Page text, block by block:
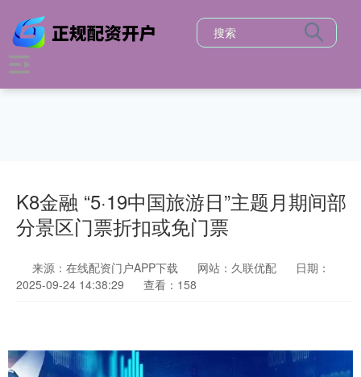
K8金融 “5·19中国旅游日”主题月期间部
分景区门票折扣或免门票
来源：在线配资门户APP下载 网站：久联优配
日期：
2025-09-24 14:38:29
查看：158